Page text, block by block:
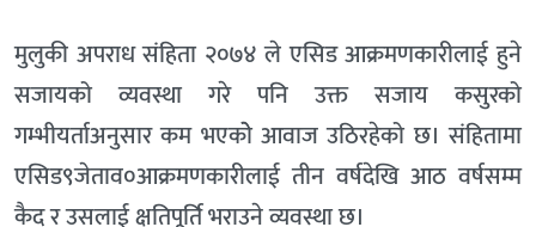
मुलुकी अपराध संहिता २०७४ ले एसिड आक्रमणकारीलाई हुने
सजायको व्यवस्था गरे पनि उक्त सजाय कसुरको
गम्भीयर्ताअनुसार कम भएकोे आवाज उठिरहेको छ। संहितामा
एसिड९जेताव०आक्रमणकारीलाई तीन वर्षदेखि आठ वर्षसम्म
कैद र उसलाई क्षतिपूर्ति भराउने व्यवस्था छ।